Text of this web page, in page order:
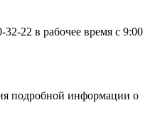
22 в рабочее время с 9:00
подробной информации о